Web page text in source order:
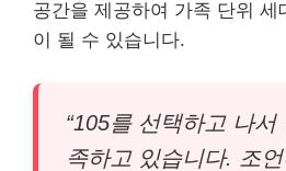
공간을 제공하여 가족 단위 세
이 될 수 있습니다.
“105를 선택하고 나
족하고 있습니다. 조